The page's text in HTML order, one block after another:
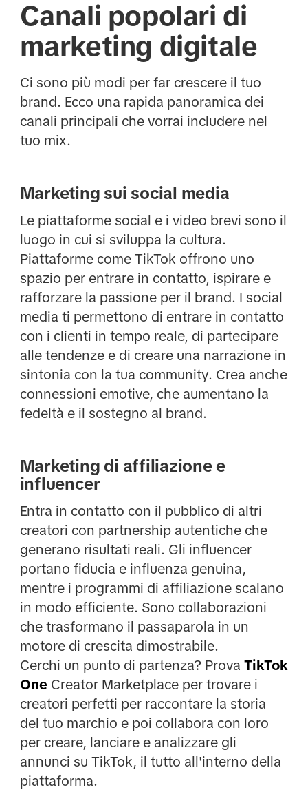
Canali popolari di
marketing digitale
Ci sono più modi per far crescere il tuo
brand. Ecco una rapida panoramica dei
canali principali che vorrai includere nel
tuo mix.
Marketing sui social media
Le piattaforme social e i video brevi sono il
luogo in cui si sviluppa la cultura.
Piattaforme come TikTok offrono uno
spazio per entrare in contatto, ispirare e
rafforzare la passione per il brand. I social
media ti permettono di entrare in contatto
con i clienti in tempo reale, di partecipare
alle tendenze e di creare una narrazione in
sintonia con la tua community. Crea anche
connessioni emotive, che aumentano la
fedeltà e il sostegno al brand.
Marketing di affiliazione e
influencer
Entra in contatto con il pubblico di altri
creatori con partnership autentiche che
generano risultati reali. Gli influencer
portano fiducia e influenza genuina,
mentre i programmi di affiliazione scalano
in modo efficiente. Sono collaborazioni
che trasformano il passaparola in un
motore di crescita dimostrabile.
Cerchi un punto di partenza? Prova TikTok
One Creator Marketplace per trovare i
creatori perfetti per raccontare la storia
del tuo marchio e poi collabora con loro
per creare, lanciare e analizzare gli
annunci su TikTok, il tutto all'interno della
piattaforma.